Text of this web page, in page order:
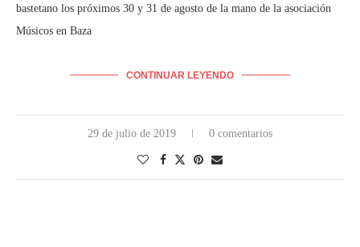
bastetano los próximos 30 y 31 de agosto de la mano de la asociación
Músicos en Baza
CONTINUAR LEYENDO
29 de julio de 2019 0 comentarios